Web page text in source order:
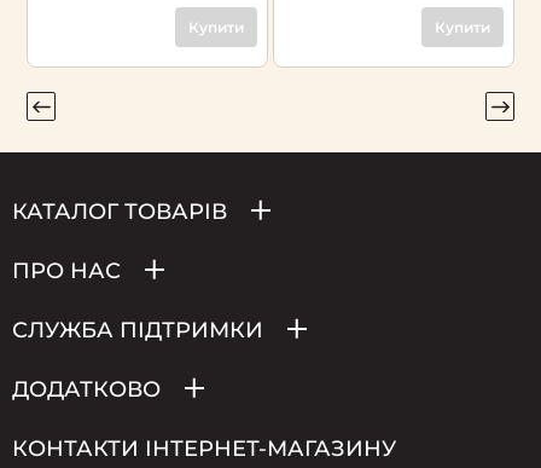
Купити Купити
КАТАЛОГ ТОВАРІВ
ПРО НАС
СЛУЖБА ПІДТРИМКИ
ДОДАТКОВО
КОНТАКТИ ІНТЕРНЕТ-МАГАЗИНУ